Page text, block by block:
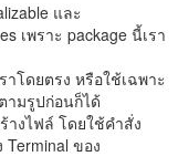
และ
เพราะ package นี้เรา
โดยตรง หรือใช้เฉพาะ
ามรูปก่อนก็ได้
างไฟล์ โดยใช้คำสั่ง
Terminal ของ